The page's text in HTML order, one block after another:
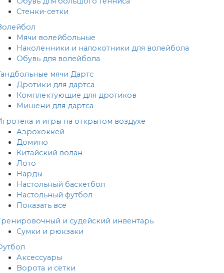
Стенки-сетки
Мячи волейбольные
Наколенники и налокотники для волейбола
Обувь для волейбола
мячи Дартс
Дротики для дартса
Комплектующие для дротиков
Мишени для дартса
и игры на открытом воздухе
Аэрохоккей
Домино
Китайский волан
Лото
Нарды
Настольный баскетбол
Настольный футбол
Показать все
и судейский инвентарь
Сумки и рюкзаки
Аксессуары
Ворота и сетки